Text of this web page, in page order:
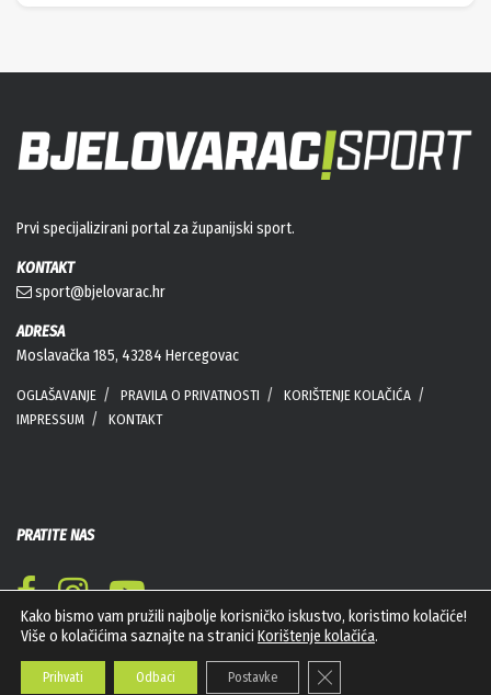
Prvi specijalizirani portal za županijski sport.
KONTAKT
sport@bjelovarac.hr
ADRESA
Moslavačka 185, 43284 Hercegovac
OGLAŠAVANJE PRAVILA O PRIVATNOSTI
KORIŠTENJE KOLAČIĆA
IMPRESSUM
KONTAKT
PRATITE NAS
Kako bismo vam pružili najbolje korisničko iskustvo, koristimo kolačiće!
Više o kolačićima saznajte na stranici Korištenje kolačića.
Prihvati Odbaci Postavke Close GDPR Cookie Banner